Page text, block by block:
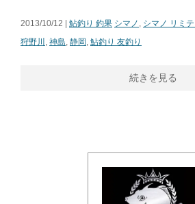
2013/10/12 | 鮎釣り 釣果 シマノ シマノ リミ
狩野川
神島 静岡 鮎釣り 友釣り
続きを見る